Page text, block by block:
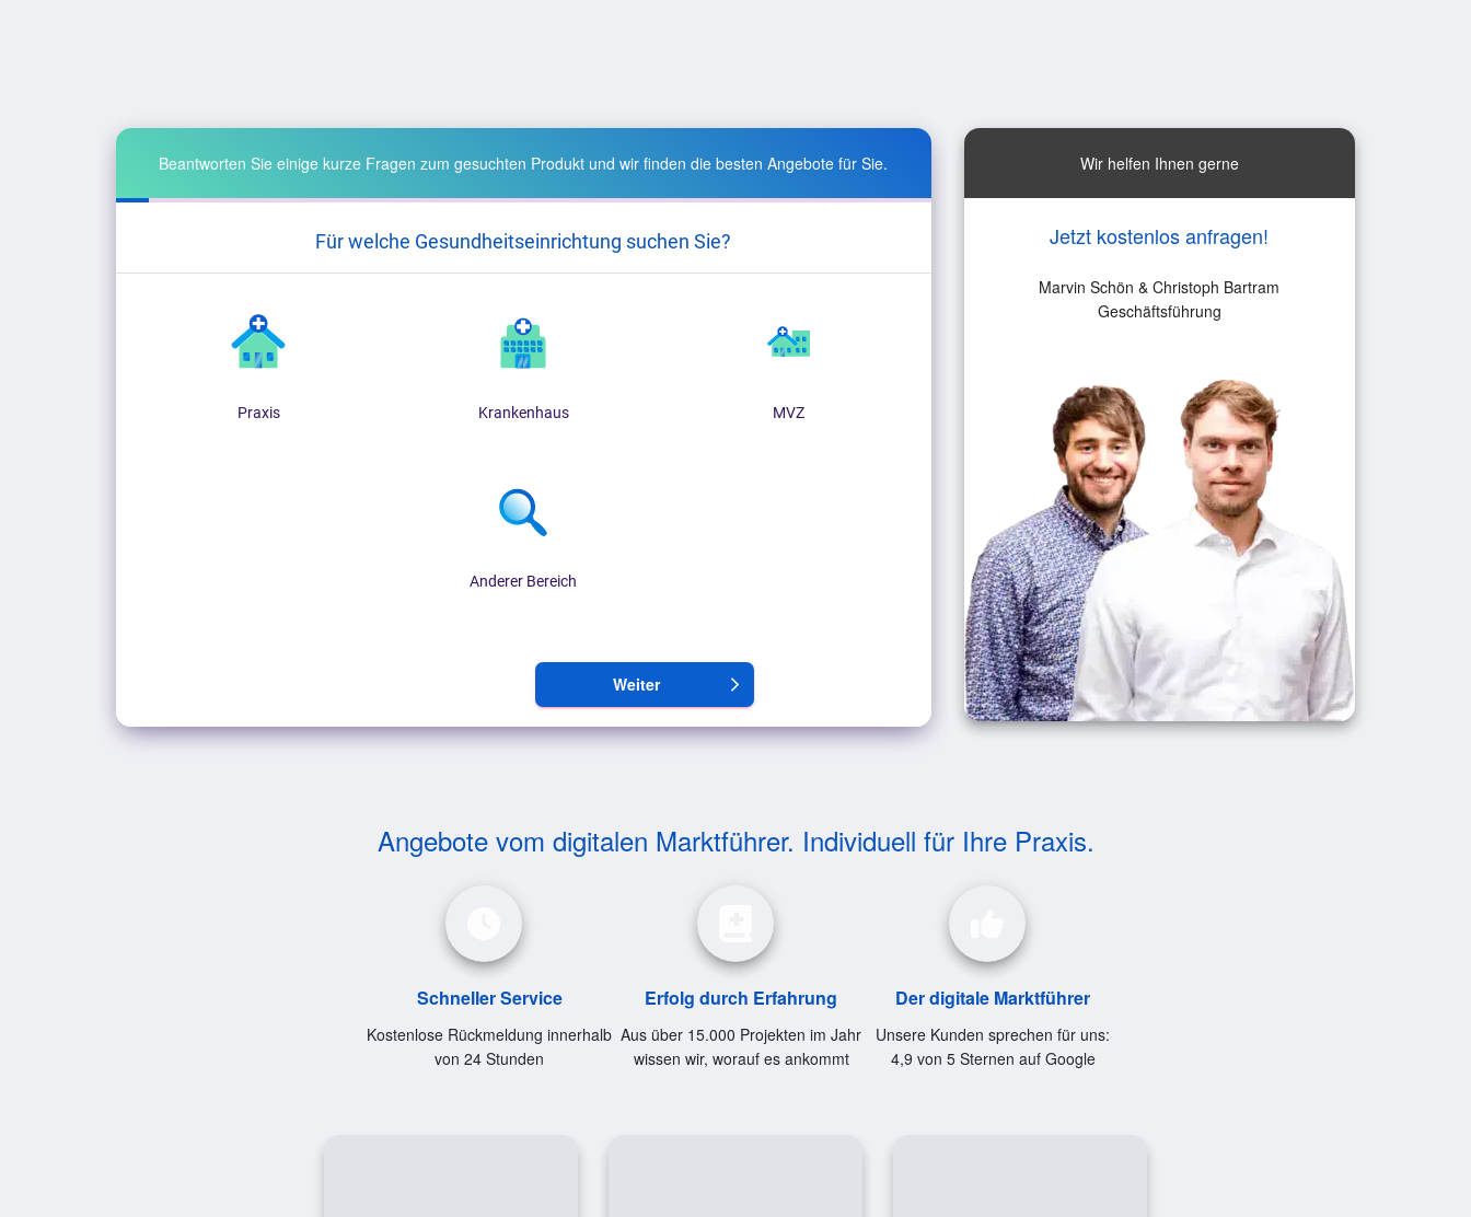
Beantworten Sie einige kurze Fragen zum gesuchten Produkt und wir finden die besten Angebote für Sie.
Für welche Gesundheitseinrichtung suchen Sie?
Praxis Krankenhaus MVZ
Anderer Bereich
Weiter arrow_forward_ios
Wir helfen Ihnen gerne
Jetzt kostenlos anfragen!
Marvin Schön & Christoph Bartram
Geschäftsführung
Angebote vom digitalen Marktführer. Individuell für Ihre Praxis.
Schneller Service
Kostenlose Rückmeldung innerhalb
von 24 Stunden
Erfolg durch Erfahrung
Aus über 15.000 Projekten im Jahr
wissen wir, worauf es ankommt
Der digitale Marktführer
Unsere Kunden sprechen für uns:
4,9 von 5 Sternen auf Google